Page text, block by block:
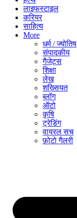
लाइफस्टाइल
करियर
साहित्य
More
धर्म / ज्योतिष
संपादकीय
गैजेट्स
शिक्षा
लेख
शख्सियत
ब्लॉग
ऑटो
कृषि
ट्रेडिंग
वायरल सच
फ़ोटो गैलरी